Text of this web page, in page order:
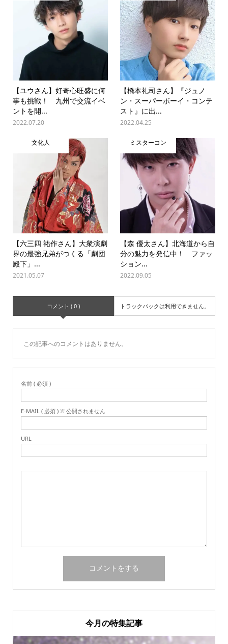
【ユウさん】好奇心旺盛に何
事も挑戦！ 九州で交流イベ
ントを開...
2022.07.20
【橋本礼司さん】『ジュノ
ン・スーパーボーイ・コンテ
スト』に出...
2022.04.25
文化人
【六三四 祐作さん】大衆演劇
界の最強兄弟がつくる「劇団
殿下」...
2021.05.07
ミスターコン
【森 優太さん】北海道から自
分の魅力を発信中！ ファッ
ション...
2022.09.05
コメント ( 0 ) トラックバックは利用できません。
この記事へのコメントはありません。
名前 ( 必須 )
E-MAIL ( 必須 ) ※ 公開されません
URL
今月の特集記事